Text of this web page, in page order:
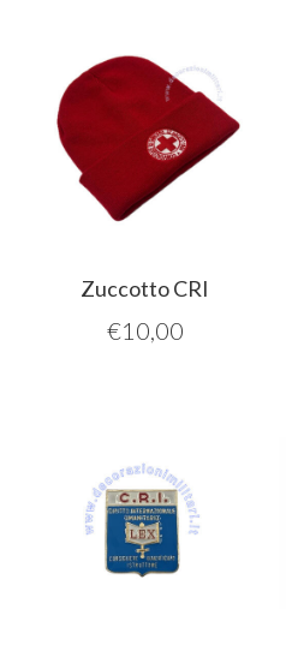
Zuccotto CRI
€10,00